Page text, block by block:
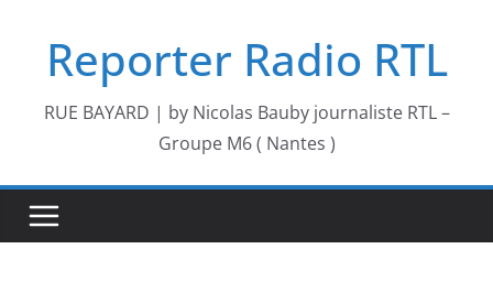
contenuReporter Radio RTL
RUE BAYARD | by Nicolas Bauby journaliste RTL –
Groupe M6 ( Nantes )